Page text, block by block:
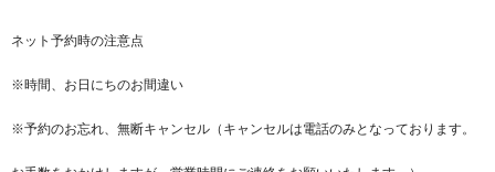
ネット予約時の注意点
※時間、お日にちのお間違い
※予約のお忘れ、無断キャンセル（キャンセルは電話のみとなっております。